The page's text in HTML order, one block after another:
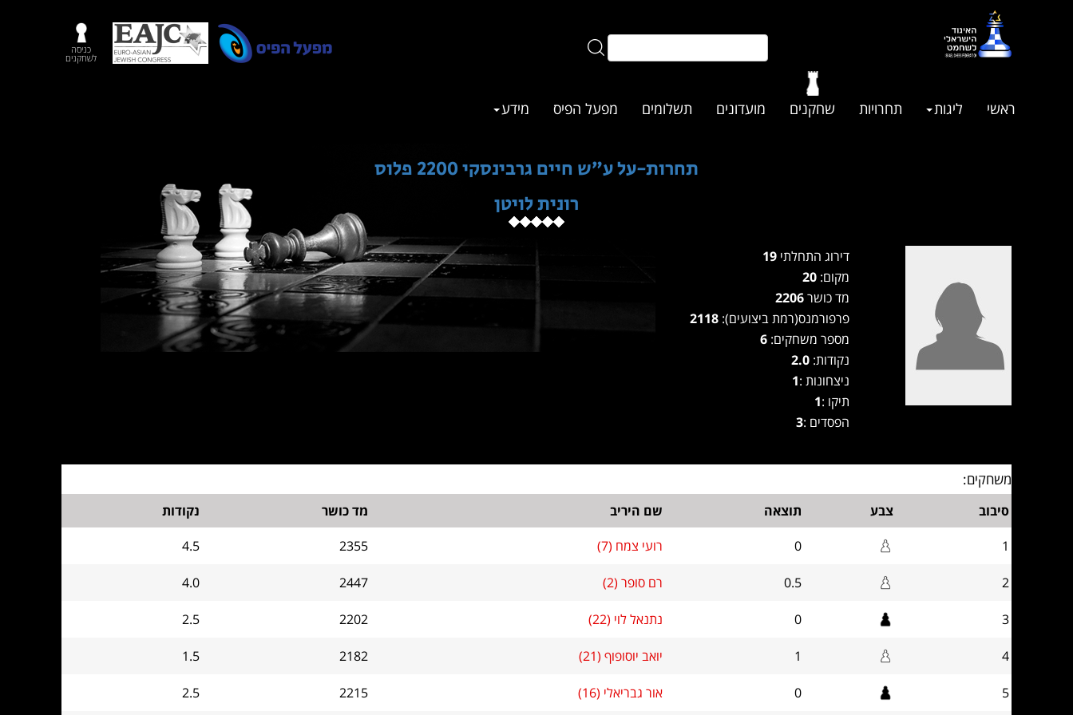
כניסה
לשחקנים
ראשי ליגות תחרויות שחקנים מועדונים תשלומים מפעל הפיס מידע
תחרות-על ע״ש חיים גרבינסקי 2200 פלוס
רונית לויטן
דירוג התחלתי 19
מקום: 20
מד כושר2206
פרפורמנס(רמת ביצועים): 2118
מספר משחקים: 6
נקודות:2.0
ניצחונות :1
תיקו :1
הפסדים :3
משחקים:
סיבוב צבע תוצאה שם היריב מד כושר
נקודות
1
0 רועי צמח (7) 2355
4.5
2
0.5 רם סופר (2) 2447
4.0
3
0 נתנאל לוי (22) 2202
2.5
4
1 יואב יוסופוף (21) 2182
1.5
5
0 אור גבריאלי (16) 2215
2.5